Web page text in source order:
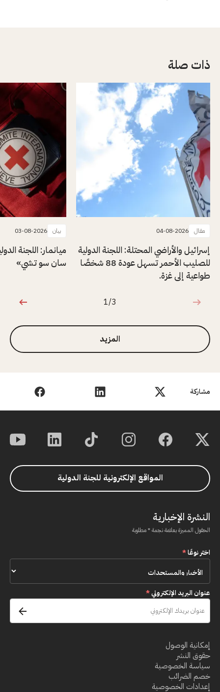
مشاركة
ذات صلة
مقال 04-08-2026
إسرائيل والأراضي المحتلة: اللجنة الدولية
للصليب الأحمر تسهل عودة 88 شخصًا
طواعية إلى غزة.
بيان 03-08-2026
ميانمار: اللجنة
سان سو تشي»
1 من 3
1/3
المزيد
المواقع الإلكترونية للجنة الدولية
النشرة الإخبارية
الحقول المميزة بعلامة نجمة * مطلوبة
اختر نوعًا*
عنوان البريد الإلكتروني*
إمكانية الوصول
حقوق النشر
سياسة الخصوصية
خصم الضرائب
إعدادات الخصوصية